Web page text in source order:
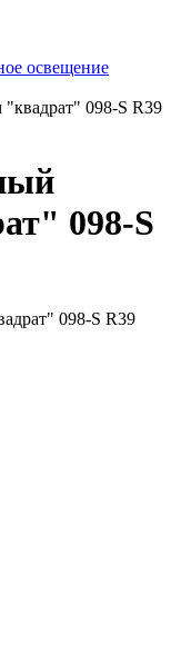
освещение
098-S R39
098-S